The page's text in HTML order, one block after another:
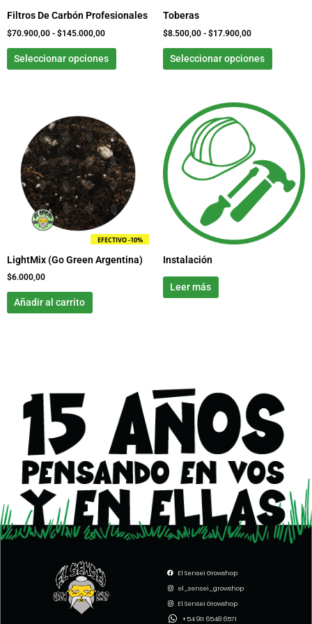
Filtros De Carbón Profesionales
$70.900,00 - $145.000,00
Seleccionar opciones
en
página
Toberas
$8.500,00 - $17.900,00
Seleccionar opciones
página
EFECTIVO -10%
LightMix (Go Green Argentina)
$6.000,00
Añadir al carrito
Instalación
Leer más
El Sensei Growshop
el_sensei_growshop
El Sensei Growshop
+54 911 6548 6571